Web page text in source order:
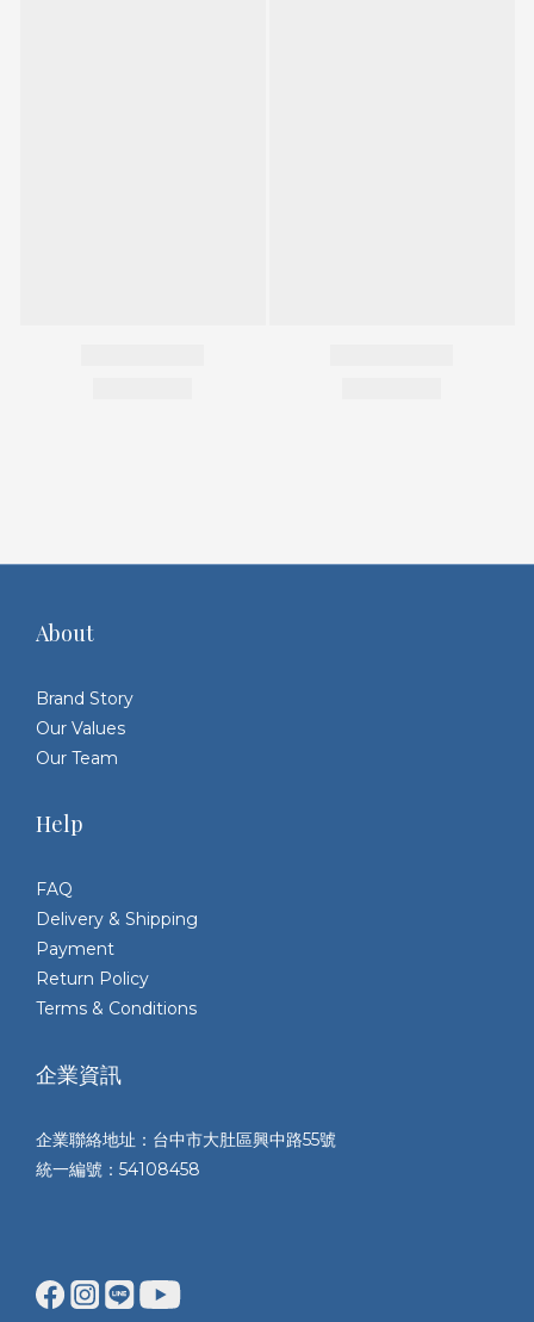
About
Brand Story
Our Values
Our Team
Help
FAQ
Delivery & Shipping
Payment
Return Policy
Terms & Conditions
企業資訊
企業聯絡地址：台中市大肚區興中路55號
統一編號：54108458